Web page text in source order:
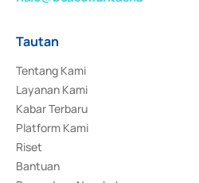
Tautan
Tentang Kami
Layanan Kami
Kabar Terbaru
Platform Kami
Riset
Bantuan